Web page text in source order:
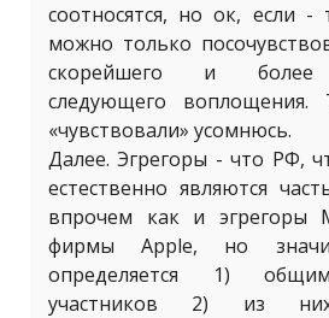
соотносятся, но ок, если -
можно только
скорейшего и более
следующего воплощения.
«чувствовали» усомнюсь.
Далее. Эгрегоры - что РФ,
естественно являются
впрочем как и эгрегоры
фирмы Apple, но
определяется 1)
участников 2) из них